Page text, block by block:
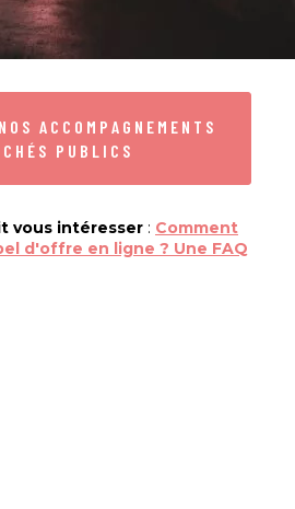
ACCOMPAGNEMENTS
PUBLICS
vous intéresser : Comment
d'offre en ligne ? Une FAQ